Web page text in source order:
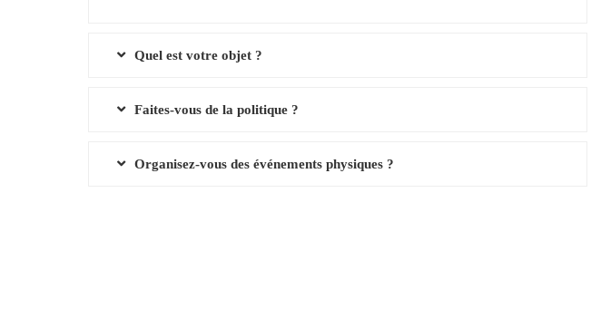
Quel est votre objet ?
Faites-vous de la politique ?
Organisez-vous des événements physiques ?